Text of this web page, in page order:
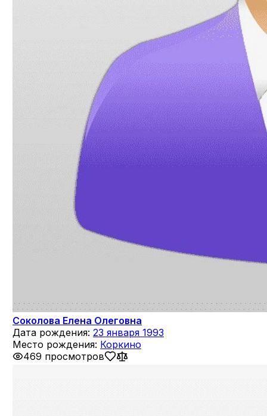
Соколова Елена Олеговна
Дата рождения: 23 января 1993
Место рождения: Коркино
469 просмотров